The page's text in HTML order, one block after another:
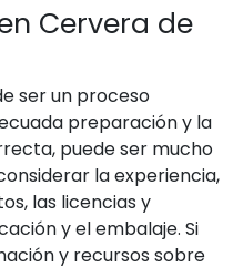
Cervera de
ser un proceso
preparación y la
puede ser mucho
la experiencia,
las licencias y
y el embalaje. Si
y recursos sobre